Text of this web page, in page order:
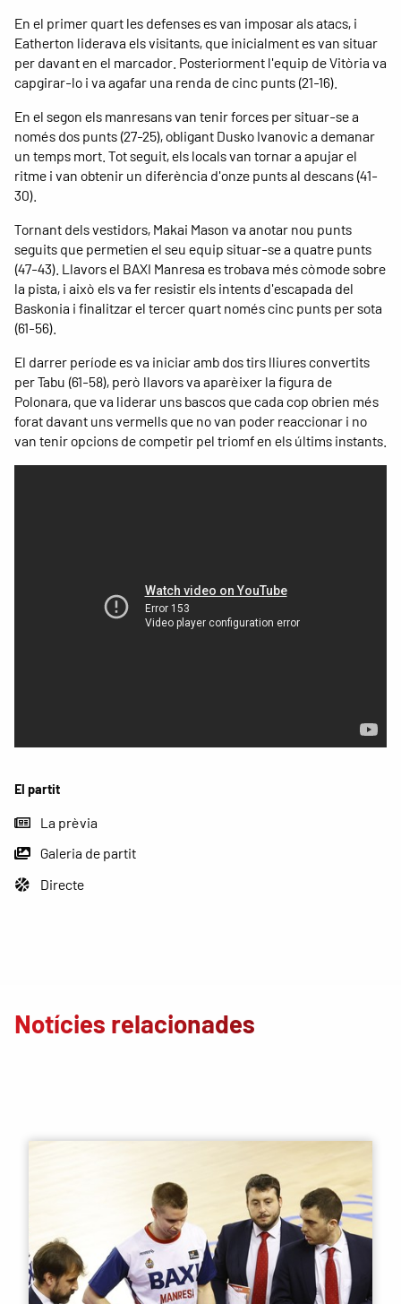
El partit
La prèvia
Galeria de partit
Directe
En el primer quart les defenses es van imposar als atacs, i
Eatherton liderava els visitants, que inicialment es van situar
per davant en el marcador. Posteriorment l'equip de Vitòria va
capgirar-lo i va agafar una renda de cinc punts (21-16).
En el segon els manresans van tenir forces per situar-se a
només dos punts (27-25), obligant Dusko Ivanovic a demanar
un temps mort. Tot seguit, els locals van tornar a apujar el
ritme i van obtenir un diferència d'onze punts al descans (41-
30).
Tornant dels vestidors, Makai Mason va anotar nou punts
seguits que permetien el seu equip situar-se a quatre punts
(47-43). Llavors el BAXI Manresa es trobava més còmode sobre
la pista, i això els va fer resistir els intents d'escapada del
Baskonia i finalitzar el tercer quart només cinc punts per sota
(61-56).
El darrer període es va iniciar amb dos tirs lliures convertits
per Tabu (61-58), però llavors va aparèixer la figura de
Polonara, que va liderar uns bascos que cada cop obrien més
forat davant uns vermells que no van poder reaccionar i no
van tenir opcions de competir pel triomf en els últims instants.
Notícies relacionades